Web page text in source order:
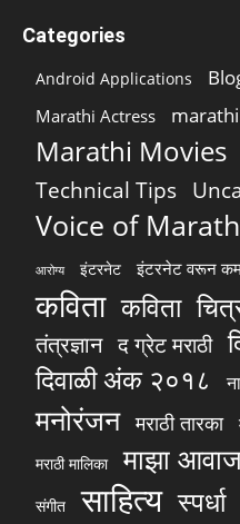
Categories
Android Applications
Marathi Actress
Marathi Movies
Technical Tips
Voice of
आरोग्य इंटरनेट इंटरनेट वरून
कविता कविता
तंत्रज्ञान द ग्रेट मराठी
दिवाळी अंक २०१८
मनोरंजन मराठी तारका
मराठी मालिका माझा
संगीत साहित्य स्पर्धा